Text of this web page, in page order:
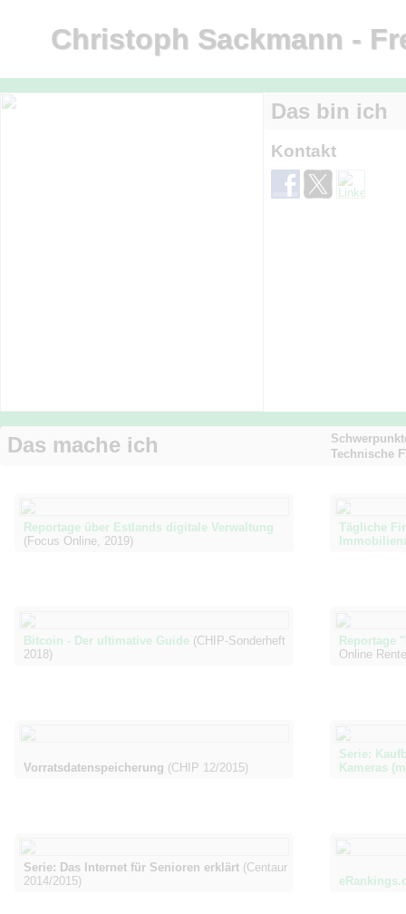
Christoph Sackmann -
Das bin ich
Kontakt
Das mache ich
Technische
Reportage über Estlands digitale Verwaltung
(Focus Online, 2019)
Tägliche
Bitcoin - Der ultimative Guide (CHIP-Sonderheft
2018)
Reportage
Online
Vorratsdatenspeicherung (CHIP 12/2015)
Serie:
Kameras
Serie: Das Internet für Senioren erklärt (Centaur
2014/2015)